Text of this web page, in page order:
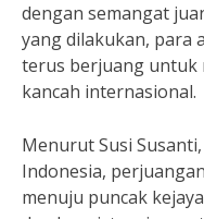
dengan semangat
yang dilakukan, para
terus berjuang untuk
kancah internasional.
Menurut Susi
Indonesia,
menuju puncak